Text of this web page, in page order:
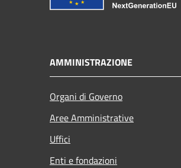
AMMINISTRAZIONE
Organi di Governo
Aree Amministrative
Uffici
Enti e fondazioni